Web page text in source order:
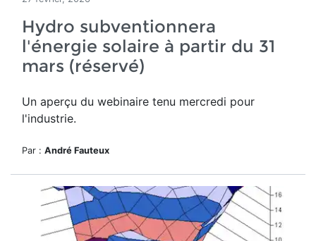
Hydro subventionnera
l'énergie solaire à partir du 31
mars (réservé)
Un aperçu du webinaire tenu mercredi pour
l'industrie.
Par : André Fauteux